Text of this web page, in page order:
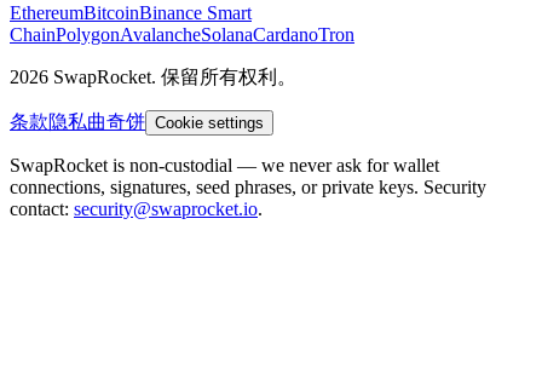
EthereumBitcoinBinance Smart
ChainPolygonAvalancheSolanaCardanoTron
2026 SwapRocket. 保留所有权利。
条款隐私曲奇饼 Cookie settings
SwapRocket is non-custodial — we never ask for wallet
connections, signatures, seed phrases, or private keys. Security
contact: security@swaprocket.io.